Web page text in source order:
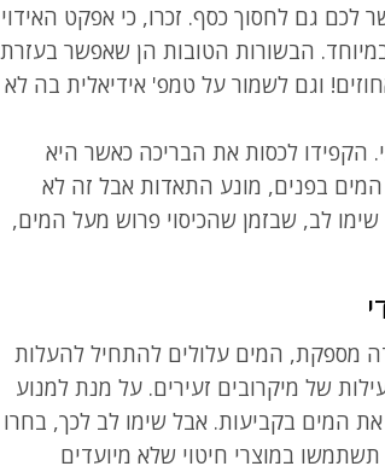
לכם גם לחסוך כסף. זכרו, כי אפקט האידוי
הבשורות הטובות הן שאפשר בעזרת
וגם לשמור על טמפ' אידיאלית בה לא
הקפידו לכסות את הבריכה כאשר היא
בפנים, מונע התאדות אבל זה לא
לב, שבזמן שהכיסוי פרוש מעל המים,
מספקת, המים עלולים להתחיל להעלות
של מיקרובים זעירים. על מנת למנוע
המים בקביעות. אבל שימו לב לכך, בחרו
במוצרי חיטוי שלא מיועדים